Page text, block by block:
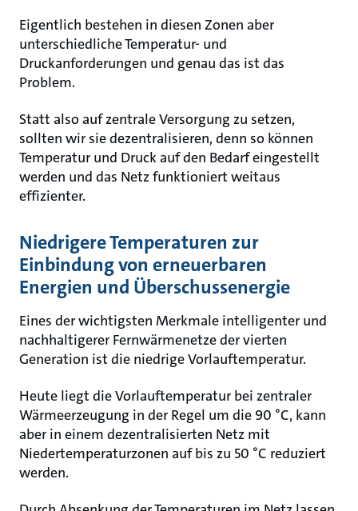
Eigentlich bestehen in diesen Zonen aber
unterschiedliche Temperatur- und
Druckanforderungen und genau das ist das
Problem.
Statt also auf zentrale Versorgung zu setzen,
sollten wir sie dezentralisieren, denn so können
Temperatur und Druck auf den Bedarf eingestellt
werden und das Netz funktioniert weitaus
effizienter.
Niedrigere Temperaturen zur
Einbindung von erneuerbaren
Energien und Überschussenergie
Eines der wichtigsten Merkmale intelligenter und
nachhaltigerer Fernwärmenetze der vierten
Generation ist die niedrige Vorlauftemperatur.
Heute liegt die Vorlauftemperatur bei zentraler
Wärmeerzeugung in der Regel um die 90 °C, kann
aber in einem dezentralisierten Netz mit
Niedertemperaturzonen auf bis zu 50 °C reduziert
werden.